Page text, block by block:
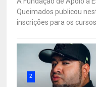
Queimados publicou
inscrições para os cursos
2